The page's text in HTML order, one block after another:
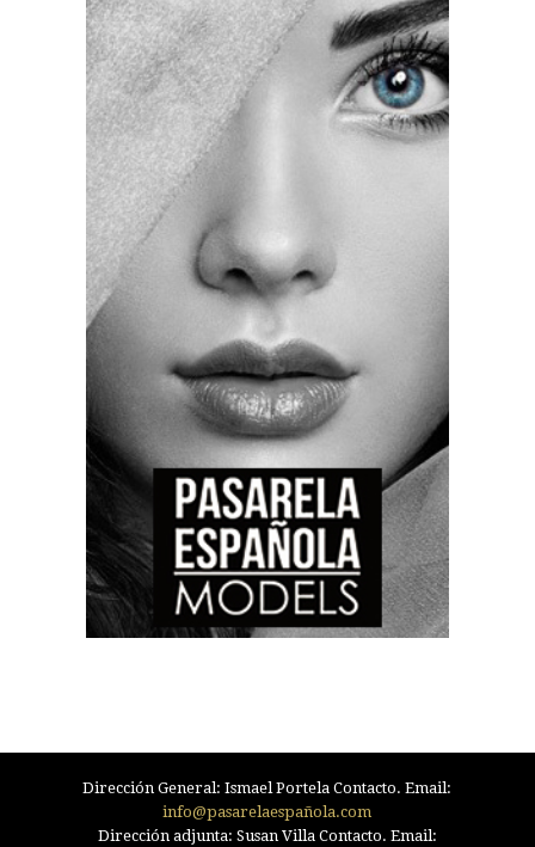
Dirección General: Ismael Portela Contacto. Email:
info@pasarelaespañola.com
Dirección adjunta: Susan Villa Contacto. Email: